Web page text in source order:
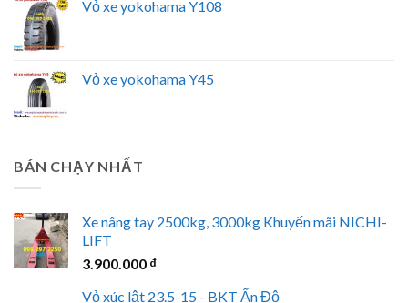
Vỏ xe yokohama Y108
Vỏ xe yokohama Y45
BÁN CHẠY NHẤT
Xe nâng tay 2500kg, 3000kg Khuyến mãi NICHI-
LIFT
3.900.000 ₫
Vỏ xúc lật 23.5-15 - BKT Ấn Độ